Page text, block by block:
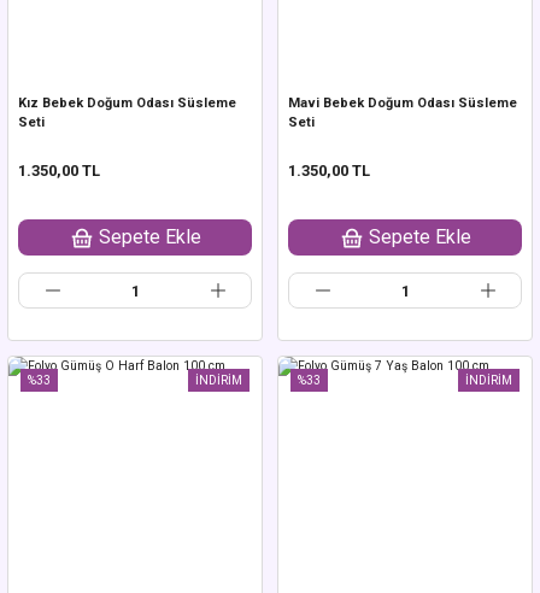
Kız Bebek Doğum Odası Süsleme
Seti
1.350,00 TL
Sepete Ekle
Mavi Bebek Doğum Odası Süsleme
Seti
1.350,00 TL
Sepete Ekle
%33 İNDİRİM %33 İNDİRİM